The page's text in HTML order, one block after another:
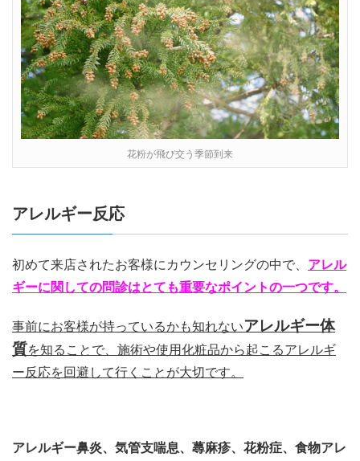
花粉が飛び交う季節到来
アレルギー反応
初めて来店されたお客様にカウンセリングの中で、 アレル
ギーに関しての問診はとても重要なポイントの一つです。
事前にお客様が持っているかも知れないアレルギー体
質を知ることで、施術や使用化粧品から起こるアレルギ
ー反応を回避して行くことが大切です。
アレルギー鼻炎、気管支喘息、蕁麻疹、花粉症、食物アレ